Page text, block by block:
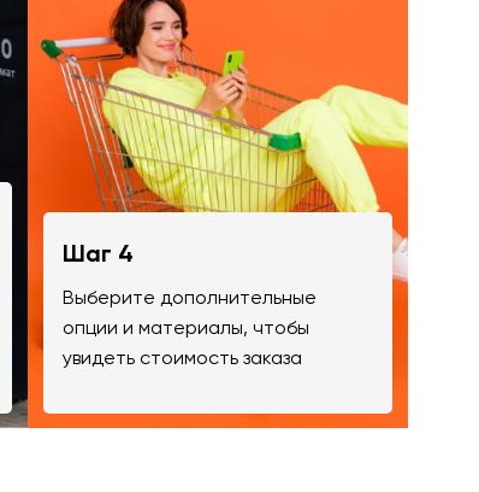
Шаг 4
Выберите дополнительные
опции и материалы, чтобы
увидеть стоимость заказа